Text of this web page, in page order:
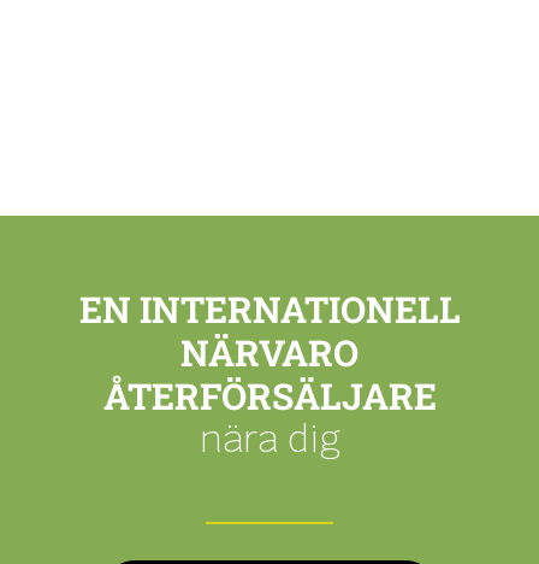
EN INTERNATIONELL
NÄRVARO
ÅTERFÖRSÄLJARE
nära dig